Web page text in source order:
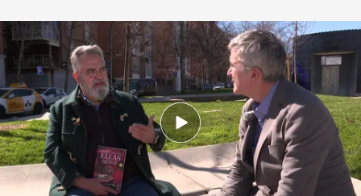
"Siempre estuvieron ellas".Noticias Cuatro
Gabriel Cruz
09 MAR 2024 - 14:41h.
El divulgador J. Santamarta nos recuerda a
algunas figuras como 'La Latina'